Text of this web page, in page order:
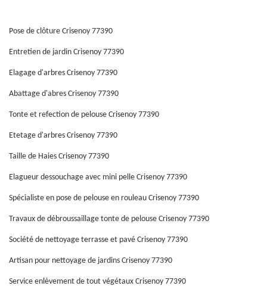
Pose de clôture Crisenoy 77390
Entretien de jardin Crisenoy 77390
Elagage d'arbres Crisenoy 77390
Abattage d'abres Crisenoy 77390
Tonte et refection de pelouse Crisenoy 77390
Etetage d'arbres Crisenoy 77390
Taille de Haies Crisenoy 77390
Elagueur dessouchage avec mini pelle Crisenoy 77390
Spécialiste en pose de pelouse en rouleau Crisenoy 77390
Travaux de débroussaillage tonte de pelouse Crisenoy 77390
Société de nettoyage terrasse et pavé Crisenoy 77390
Artisan pour nettoyage de jardins Crisenoy 77390
Service enlèvement de tout végétaux Crisenoy 77390